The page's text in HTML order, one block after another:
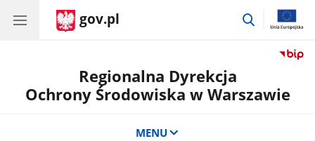
gov.pl
przejdź
Regionalna Dyrekcja
Ochrony Środowiska w Warszawie
MENU